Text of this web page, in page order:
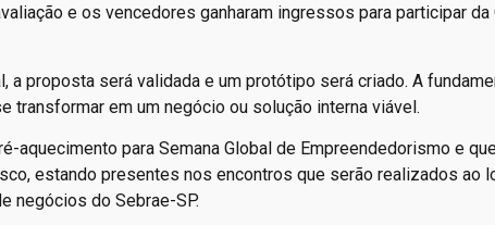
e os vencedores ganharam ingressos para participar da
a proposta será validada e um protótipo será criado. A
transformar em um negócio ou solução interna viável.
aquecimento para Semana Global de Empreendedorismo e
estando presentes nos encontros que serão realizados ao
negócios do Sebrae-SP.